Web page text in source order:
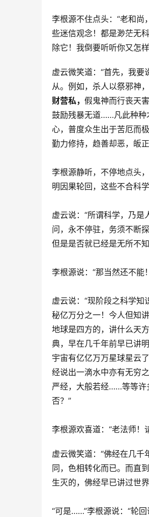
李根源不住点头：“老和
些迷信观念！都是渺茫无
除它！我倒要听听你又怎
虚云微笑道：“首先，我
从。例如，杀人以祭邪神
财营私， 假鬼神而行丧天
鼓励残暴无道……凡此种种
心，普度众生出于苦厄而
勤力修持，趋善却恶，皈
李根源静听，不停地点头
明因果轮回，这些不合科
虚云说：“所谓科学，乃
问，永不停驻，务须不断
但是是否就已经是无所不
李根源说：“那当然还不能
虚云说：“现阶段之科学
秘亿万分之一！今人但知
地球是四方的，讲什么天
典，早在几千年前早已讲
宇宙有亿亿万万星球星云
经说出一滴水中亦有无穷
严经，大般若经……等等许
否？”
李根源欢喜道：“老法师！
虚云微笑道：“佛经在几
同，色相转化而已。而直
生灭的，佛经早已讲过世
“可是……”李根源说：“轮